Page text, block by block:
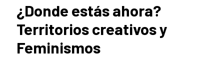
¿Donde estás ahora?
Territorios creativos y
Feminismos